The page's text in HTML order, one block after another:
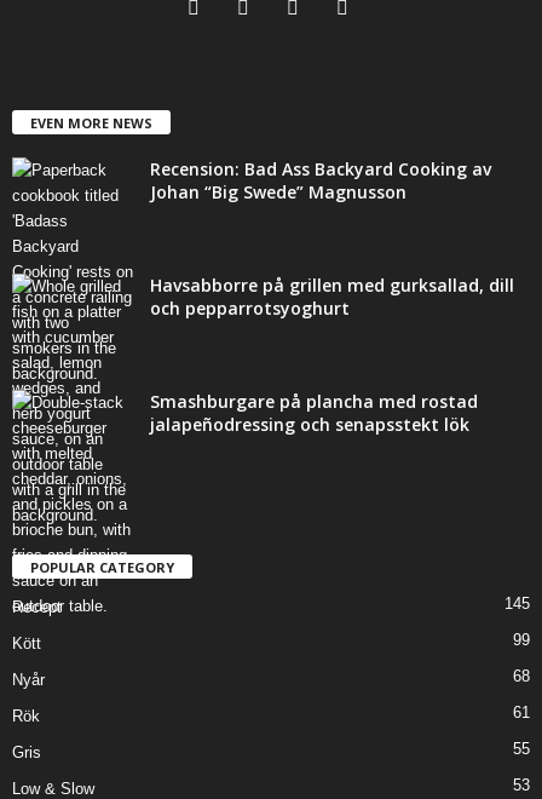
EVEN MORE NEWS
Recension: Bad Ass Backyard Cooking av
Johan “Big Swede” Magnusson
Havsabborre på grillen med gurksallad, dill
och pepparrotsyoghurt
Smashburgare på plancha med rostad
jalapeñodressing och senapsstekt lök
POPULAR CATEGORY
Recept 145
Kött 99
Nyår 68
Rök 61
Gris 55
Low & Slow 53